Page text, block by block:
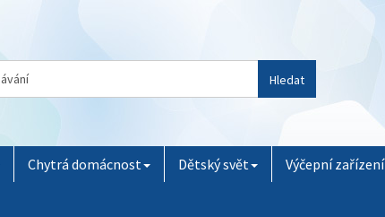
Hledat
Chytrá domácnost Dětský svět Výčepní zařízení